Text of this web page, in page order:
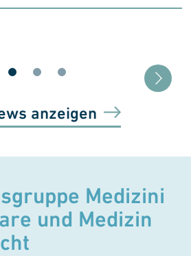
anzeigen
Medizini
und Medizin